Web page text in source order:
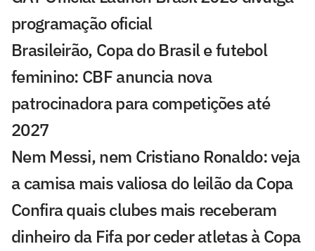
programação oficial
Brasileirão, Copa do Brasil e futebol
feminino: CBF anuncia nova
patrocinadora para competições até
2027
Nem Messi, nem Cristiano Ronaldo: veja
a camisa mais valiosa do leilão da Copa
Confira quais clubes mais receberam
dinheiro da Fifa por ceder atletas à Copa